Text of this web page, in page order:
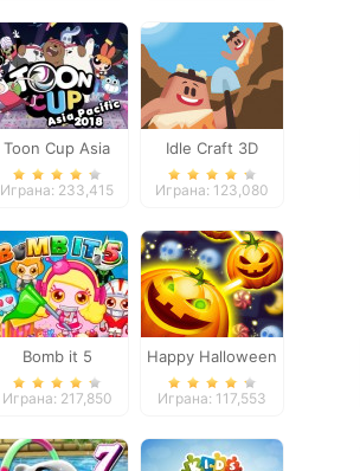
Toon Cup Asia
Pacific 2018
Играна: 233,415
Idle Craft 3D
Играна: 123,080
Bomb it 5
Играна: 217,850
Happy Halloween
Играна: 117,553